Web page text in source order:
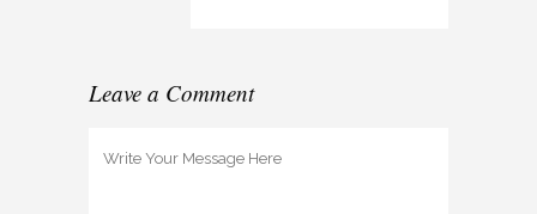
Leave a Comment